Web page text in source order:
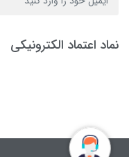
نماد اعتماد الکترونیکی